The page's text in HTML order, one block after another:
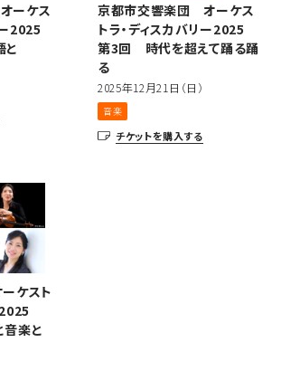
ーケス
2025
京都市交響楽団 オーケス
トラ・ディスカバリー2025
第3回 時代を超えて踊る踊
る
2025年12月21日（日）
音楽
チケットを購入する
ケスト
楽と